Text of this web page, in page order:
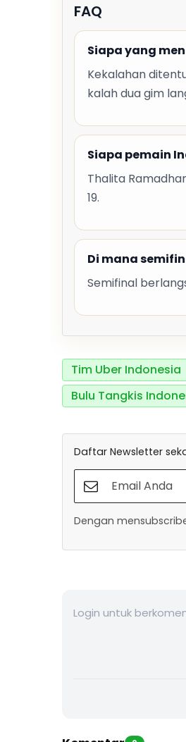
FAQ
Siapa yang
Kekalahan
kalah dua gim
Siapa pemain
Thalita
19.
Di mana
Semifinal
Tim Uber Indonesia
Bulu Tangkis
Daftar Newsletter
Dengan